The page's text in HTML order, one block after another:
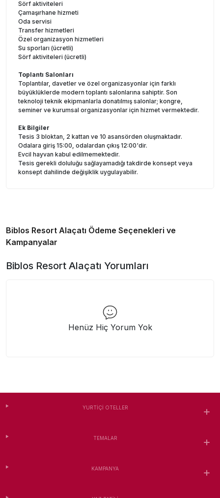
Sörf aktiviteleri
Çamaşırhane hizmeti
Oda servisi
Transfer hizmetleri
Özel organizasyon hizmetleri
Su sporları (ücretli)
Sörf aktiviteleri (ücretli)
Toplantı Salonları
Toplantılar, davetler ve özel organizasyonlar için farklı
büyüklüklerde modern toplantı salonlarına sahiptir. Son
teknoloji teknik ekipmanlarla donatılmış salonlar; kongre,
seminer ve kurumsal organizasyonlar için hizmet vermektedir.
Ek Bilgiler
Tesis 3 bloktan, 2 kattan ve 10 asansörden oluşmaktadır.
Odalara giriş 15:00, odalardan çıkış 12:00'dir.
Evcil hayvan kabul edilmemektedir.
Tesis gerekli doluluğu sağlayamadığı takdirde konsept veya
konsept dahilinde değişiklik uygulayabilir.
Biblos Resort Alaçatı Ödeme Seçenekleri ve
Kampanyalar
Biblos Resort Alaçatı Yorumları
Henüz Hiç Yorum Yok
YURTIÇI OTELLER
TEMALAR
KAMPANYA